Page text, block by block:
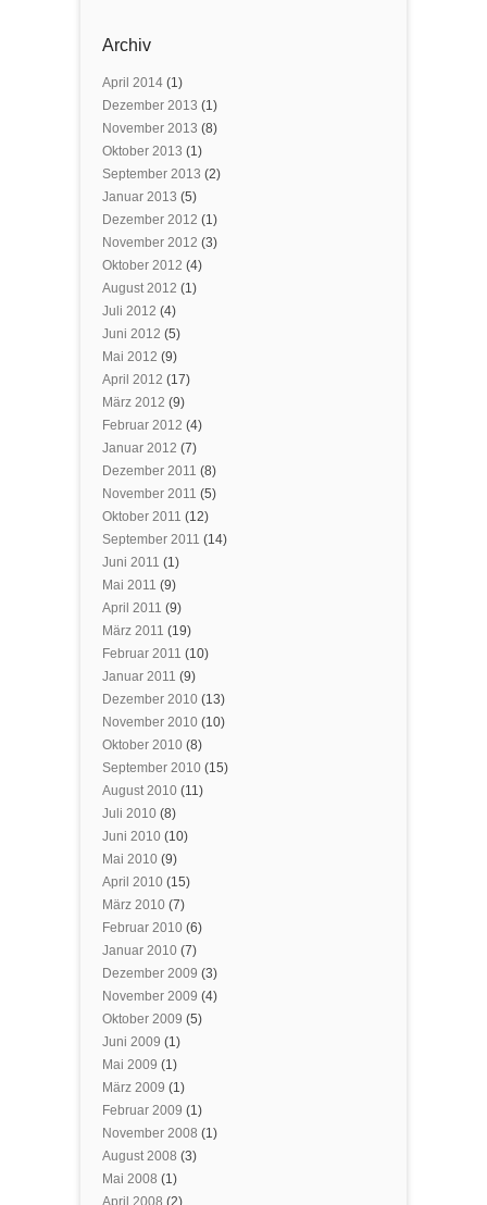
Archiv
April 2014 (1)
Dezember 2013 (1)
November 2013 (8)
Oktober 2013 (1)
September 2013 (2)
Januar 2013 (5)
Dezember 2012 (1)
November 2012 (3)
Oktober 2012 (4)
August 2012 (1)
Juli 2012 (4)
Juni 2012 (5)
Mai 2012 (9)
April 2012 (17)
März 2012 (9)
Februar 2012 (4)
Januar 2012 (7)
Dezember 2011 (8)
November 2011 (5)
Oktober 2011 (12)
September 2011 (14)
Juni 2011 (1)
Mai 2011 (9)
April 2011 (9)
März 2011 (19)
Februar 2011 (10)
Januar 2011 (9)
Dezember 2010 (13)
November 2010 (10)
Oktober 2010 (8)
September 2010 (15)
August 2010 (11)
Juli 2010 (8)
Juni 2010 (10)
Mai 2010 (9)
April 2010 (15)
März 2010 (7)
Februar 2010 (6)
Januar 2010 (7)
Dezember 2009 (3)
November 2009 (4)
Oktober 2009 (5)
Juni 2009 (1)
Mai 2009 (1)
März 2009 (1)
Februar 2009 (1)
November 2008 (1)
August 2008 (3)
Mai 2008 (1)
April 2008 (2)